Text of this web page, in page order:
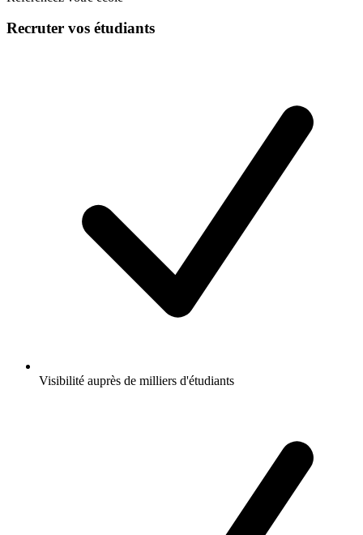
Recruter vos étudiants
Visibilité auprès de milliers d'étudiants